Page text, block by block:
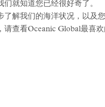
们就知道您已经很好奇了。
了解我们的海洋状况，以及
请查看Oceanic Global最喜欢